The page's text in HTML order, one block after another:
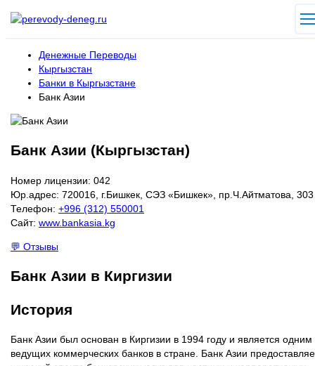
Денежные Переводы
Кыргызстан
Банки в Кыргызстане
Банк Азии
Банк Азии (Кыргызстан)
Номер лицензии: 042
Юр.адрес: 720016, г.Бишкек, СЭЗ «Бишкек», пр.Ч.Айтматова, 303
Телефон: +996 (312) 550001
Сайт: www.bankasia.kg
💬 Отзывы
Банк Азии в Киргизии
История
Банк Азии был основан в Киргизии в 1994 году и является одним
ведущих коммерческих банков в стране. Банк Азии